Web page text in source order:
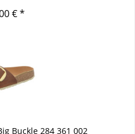
€ *
Buckle 284 361 002